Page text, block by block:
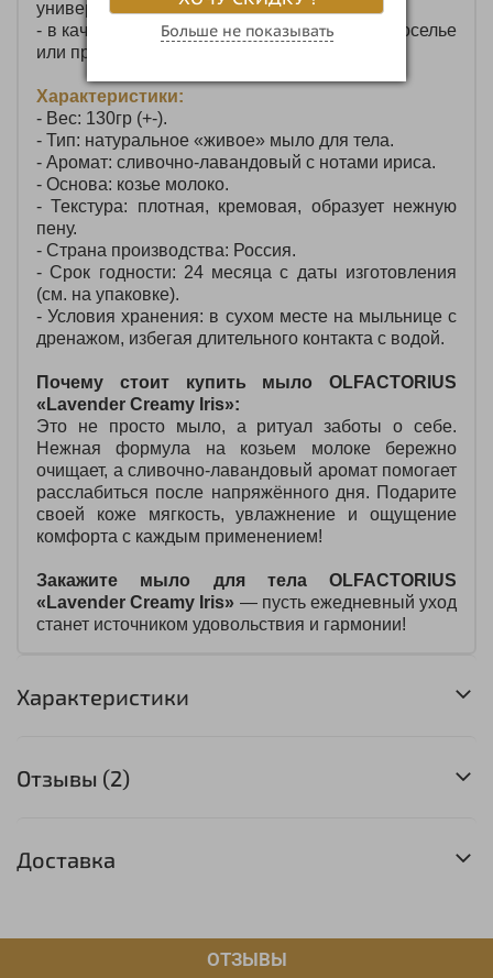
Больше не показывать
универсальные средства для тела и лица;
- в качестве подарка на день рождения, новоселье
или просто для создания уюта.
Характеристики:
- Вес: 130гр (+-).
- Тип: натуральное «живое» мыло для тела.
- Аромат: сливочно‑лавандовый с нотами ириса.
- Основа: козье молоко.
- Текстура: плотная, кремовая, образует нежную
пену.
- Страна производства: Россия.
- Срок годности: 24 месяца с даты изготовления
(см. на упаковке).
- Условия хранения: в сухом месте на мыльнице с
дренажом, избегая длительного контакта с водой.
Почему стоит купить мыло OLFACTORIUS
«Lavender Creamy Iris»:
Это не просто мыло, а ритуал заботы о себе.
Нежная формула на козьем молоке бережно
очищает, а сливочно‑лавандовый аромат помогает
расслабиться после напряжённого дня. Подарите
своей коже мягкость, увлажнение и ощущение
комфорта с каждым применением!
Закажите мыло для тела OLFACTORIUS
«Lavender Creamy Iris» — пусть ежедневный уход
станет источником удовольствия и гармонии!
Характеристики
Отзывы (2)
Доставка
ОТЗЫВЫ